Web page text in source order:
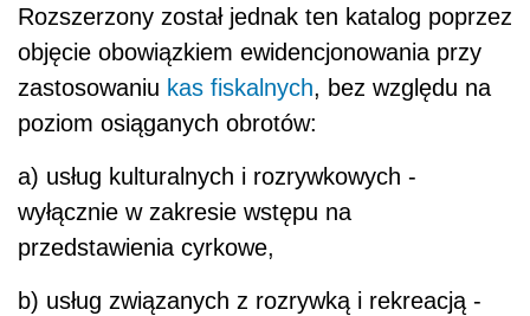
Rozszerzony został jednak ten katalog poprzez
objęcie obowiązkiem ewidencjonowania przy
zastosowaniu kas fiskalnych, bez względu na
poziom osiąganych obrotów:
a) usług kulturalnych i rozrywkowych -
wyłącznie w zakresie wstępu na
przedstawienia cyrkowe,
b) usług związanych z rozrywką i rekreacją -